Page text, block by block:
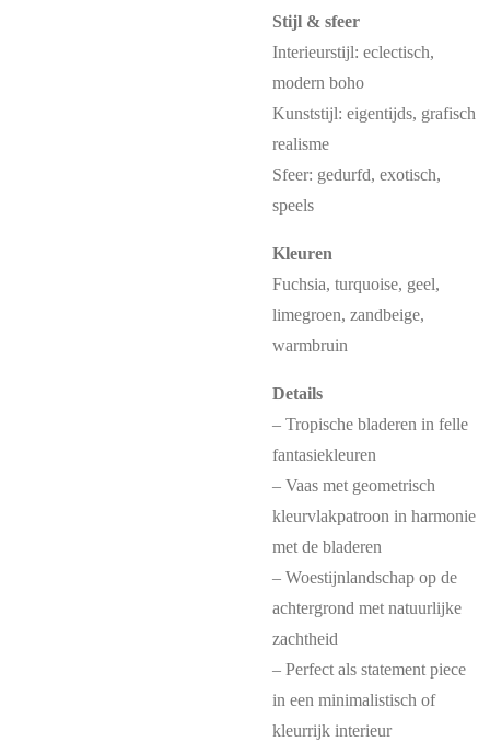
Stijl & sfeer
Interieurstijl: eclectisch,
modern boho
Kunststijl: eigentijds, grafisch
realisme
Sfeer: gedurfd, exotisch,
speels
Kleuren
Fuchsia, turquoise, geel,
limegroen, zandbeige,
warmbruin
Details
– Tropische bladeren in felle
fantasiekleuren
– Vaas met geometrisch
kleurvlakpatroon in harmonie
met de bladeren
– Woestijnlandschap op de
achtergrond met natuurlijke
zachtheid
– Perfect als statement piece
in een minimalistisch of
kleurrijk interieur